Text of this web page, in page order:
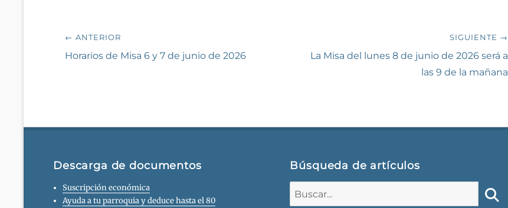
Navegación
de
← ANTERIOR
Entrada
Horarios de Misa 6 y 7 de junio de 2026
SIGUIENTE →
Siguiente
La Misa del lunes 8 de junio de 2026 será a
las 9 de la mañana
Descarga de documentos
Suscripción económica
Ayuda a tu parroquia y deduce hasta el 80
Búsqueda de artículos